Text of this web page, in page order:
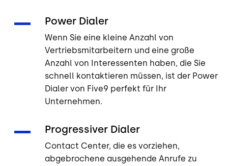
Power Dialer
Wenn Sie eine kleine Anzahl von
Vertriebsmitarbeitern und eine große
Anzahl von Interessenten haben, die Sie
schnell kontaktieren müssen, ist der Power
Dialer von Five9 perfekt für Ihr
Unternehmen.
Progressiver Dialer
Contact Center, die es vorziehen,
abgebrochene ausgehende Anrufe zu